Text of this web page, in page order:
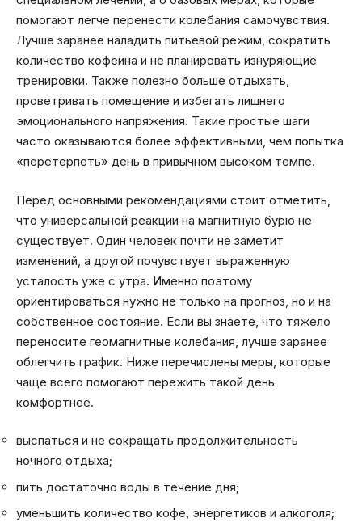
помогают легче перенести колебания самочувствия.
Лучше заранее наладить питьевой режим, сократить
количество кофеина и не планировать изнуряющие
тренировки. Также полезно больше отдыхать,
проветривать помещение и избегать лишнего
эмоционального напряжения. Такие простые шаги
часто оказываются более эффективными, чем попытка
«перетерпеть» день в привычном высоком темпе.
Перед основными рекомендациями стоит отметить,
что универсальной реакции на магнитную бурю не
существует. Один человек почти не заметит
изменений, а другой почувствует выраженную
усталость уже с утра. Именно поэтому
ориентироваться нужно не только на прогноз, но и на
собственное состояние. Если вы знаете, что тяжело
переносите геомагнитные колебания, лучше заранее
облегчить график. Ниже перечислены меры, которые
чаще всего помогают пережить такой день
комфортнее.
выспаться и не сокращать продолжительность
ночного отдыха;
пить достаточно воды в течение дня;
уменьшить количество кофе, энергетиков и алкоголя;